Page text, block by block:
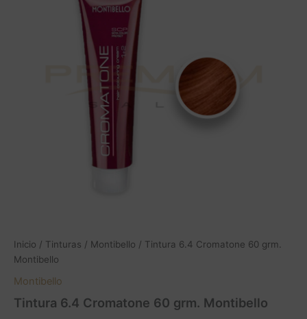
Inicio / Tinturas / Montibello / Tintura 6.4 Cromatone 60 grm.
Montibello
Montibello
Tintura 6.4 Cromatone 60 grm. Montibello